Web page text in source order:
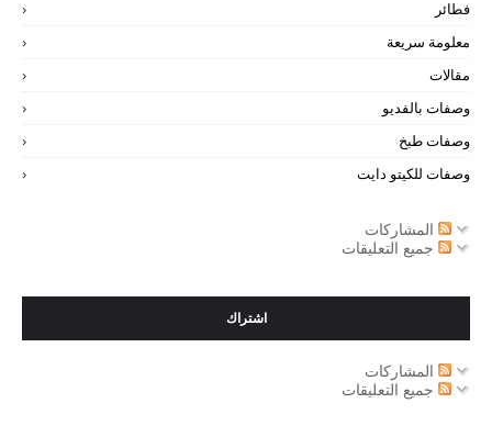
فطائر
معلومة سريعة
مقالات
وصفات بالفديو
وصفات طبخ
وصفات للكيتو دايت
المشاركات
جميع التعليقات
اشتراك
المشاركات
جميع التعليقات